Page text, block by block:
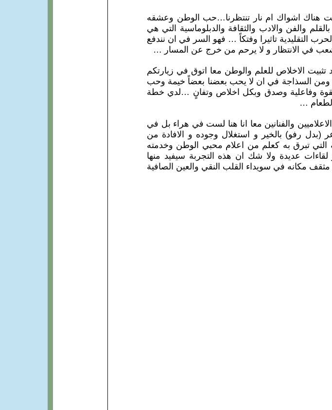
هناك اشواك ام نار تنتظرنا…حب الوطن وعشقه
والفن والادب والثقافة والدبلوماسية التي هي
التقليدية تاثيرا وفتكاً … فهو السر في ان نندفع
في الانتظار و لا يرحم من خرج عن المسار …
الاخلاص للعلم والوطن معا اتوق في زيارتكم
السذاجة في ان لا يحب بعضنا بعضاً خيمة وحب
وفاعلية وصدق وبكل اخلاص وتفانٍ …لدي خطة
…
والفنانين معا انا هنا لست في هراء بل في
(بدل رفو) بالخير و استغلال وجوده و الافادة من
التي تبرق به كعلم من اعلام محبي الوطن وخدمته
عديدة ولا شك ان هذه التجربة سيفيد منها
مكانه في سويداء القلب النقي والعين الصافية